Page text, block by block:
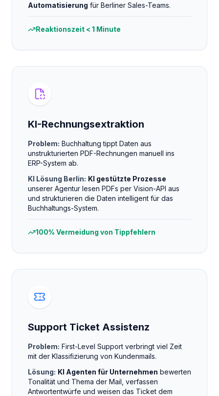
Automatisierung für Berliner Sales-Teams.
Reaktionszeit < 1 Minute
KI-Rechnungsextraktion
Problem: Buchhaltung tippt Daten aus
unstrukturierten PDF-Rechnungen manuell ins
ERP-System ab.
KI Lösung Berlin: KI gestützte Prozesse
unserer Agentur lesen PDFs per Vision-API aus
und strukturieren die Daten intelligent für das
Buchhaltungs-System.
100% Vermeidung von Tippfehlern
Support Ticket Assistenz
Problem: First-Level Support verbringt viel Zeit
mit der Klassifizierung von Kundenmails.
Lösung: KI Agenten für Unternehmen bewerten
Tonalität und Thema der Mail, verfassen
Antwortentwürfe und weisen das Ticket dem